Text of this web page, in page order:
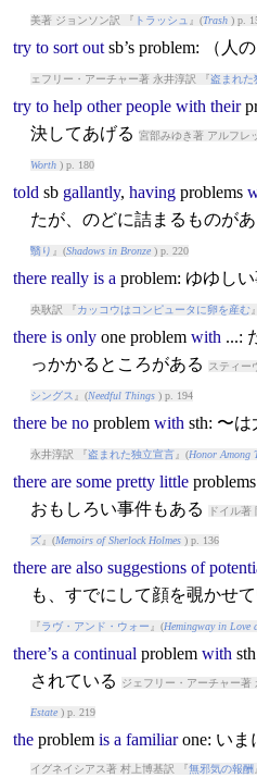
美著 ジョンソン訳 『 トラッシュ 』(Trash) p.
try to sort outsb’s problem: （人
ェフリー・アーチャー著 永井淳訳 『盗まれた
try to help other people with their
決してあげる 宮部みゆき著 アルフレ
Worth) p. 180
told sb gallantly, having problems
たが、のどに詰まるものが
翳り 』(Shadows in Bronze) p. 220
there really is a problem: ゆゆし
央耿訳 『カッコウはコンピュータに卵を産む
there is onlyone problem with ...:
っかかるところがある
スティー
シングス 』(Needful Things) p. 194
there be no problem with sth: 〜
永井淳訳 『盗まれた独立宣言』(Honor Among
there are some pretty little problems
おもしろい事件もある
ドイル著
ズ』(Memoirs of Sherlock Holmes) p. 136
there are also suggestions of
も、すでにして顔を覗かせ
『ラヴ・アンド・ウォー 』(Hemingway in Love
there’s a continual problem with
されている
ジェフリー・アーチャー著
Estate) p. 219
the problem is a familiarone: いま
イグネイシアス著 村上博基訳 『無邪気の報酬